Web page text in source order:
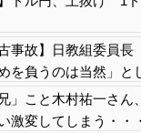
古事故】日教組委員
を負うのは当然」と
義強調「うちの運動方
兄」こと木村祐一さん
激変してしまう・・・